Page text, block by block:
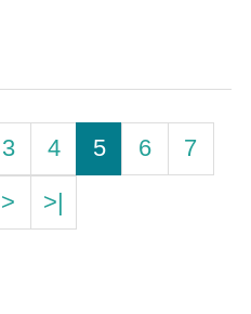
3 4 5 6
7
> >|